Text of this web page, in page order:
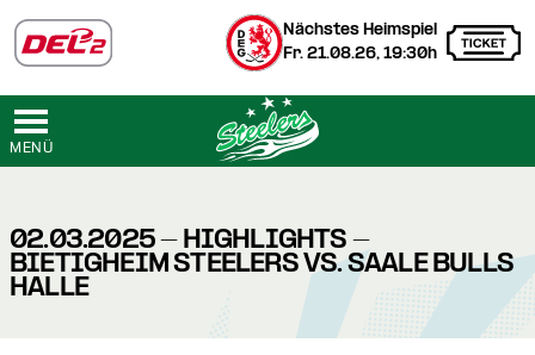
Nächstes Heimspiel
Fr. 21.08.26, 19:30h
MENÜ
02.03.2025 - HIGHLIGHTS -
BIETIGHEIM STEELERS VS. SAALE BULLS
HALLE